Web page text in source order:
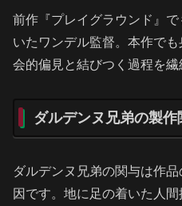
前作『プレイグラウンド』
いたワンデル監督。本作で
会的偏見と結びつく過程を繊
ダルデンヌ兄弟の製作
ダルデンヌ兄弟の関与は作
因です。地に足の着いた人